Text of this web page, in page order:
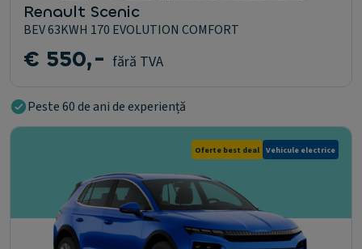
Renault Scenic
BEV 63KWH 170 EVOLUTION COMFORT
€ 550,- fără TVA
Peste 60 de ani de experiență
Oferte best deal Vehicule electrice